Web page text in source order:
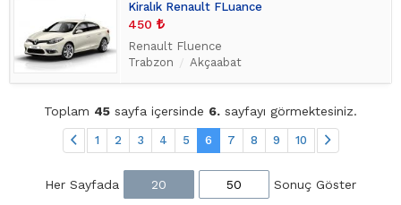
Kiralık Renault FLuance
450
Renault Fluence
Trabzon
Akçaabat
Toplam 45 sayfa içersinde 6. sayfayı görmektesiniz.
1 2 3 4 5 6 7 8 9 10
Her Sayfada 20 50 Sonuç Göster